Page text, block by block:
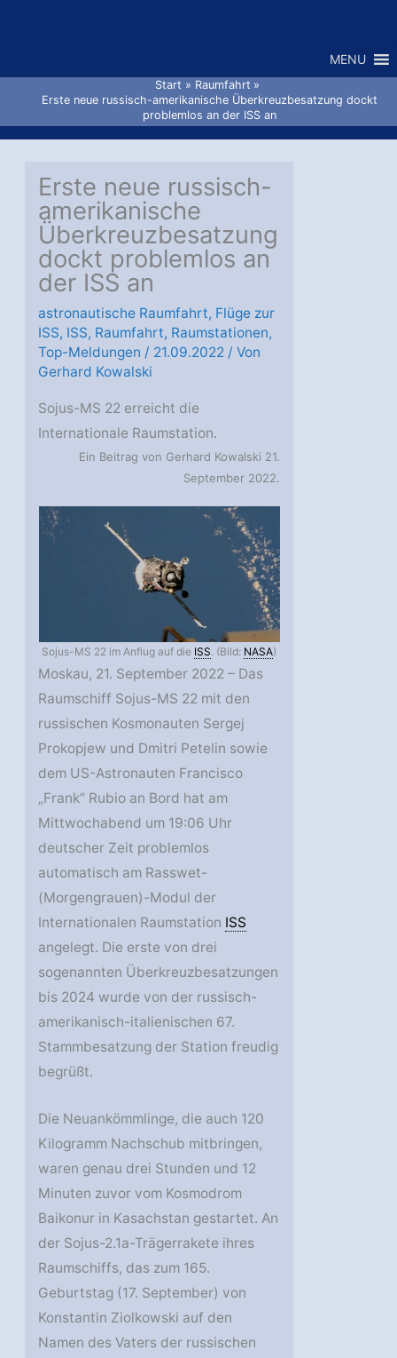
MENU
Start
Raumfahrt
Erste neue russisch-amerikanische Überkreuzbesatzung dockt
problemlos an der ISS an
Erste neue russisch-
amerikanische
Überkreuzbesatzung
dockt problemlos an
der ISS an
astronautische Raumfahrt, Flüge zur
ISS, ISS, Raumfahrt, Raumstationen,
Top-Meldungen / 21.09.2022 / Von
Gerhard Kowalski
Sojus-MS 22 erreicht die
Internationale Raumstation.
Ein Beitrag von Gerhard Kowalski 21.
September 2022.
Sojus-MS 22 im Anflug auf die ISS. (Bild: NASA)
Moskau, 21. September 2022 – Das
Raumschiff Sojus-MS 22 mit den
russischen Kosmonauten Sergej
Prokopjew und Dmitri Petelin sowie
dem US-Astronauten Francisco
„Frank“ Rubio an Bord hat am
Mittwochabend um 19:06 Uhr
deutscher Zeit problemlos
automatisch am Rasswet-
(Morgengrauen)-Modul der
Internationalen Raumstation ISS
angelegt. Die erste von drei
sogenannten Überkreuzbesatzungen
bis 2024 wurde von der russisch-
amerikanisch-italienischen 67.
Stammbesatzung der Station freudig
begrüßt.
Die Neuankömmlinge, die auch 120
Kilogramm Nachschub mitbringen,
waren genau drei Stunden und 12
Minuten zuvor vom Kosmodrom
Baikonur in Kasachstan gestartet. An
der Sojus-2.1a-Trägerrakete ihres
Raumschiffs, das zum 165.
Geburtstag (17. September) von
Konstantin Ziolkowski auf den
Namen des Vaters der russischen